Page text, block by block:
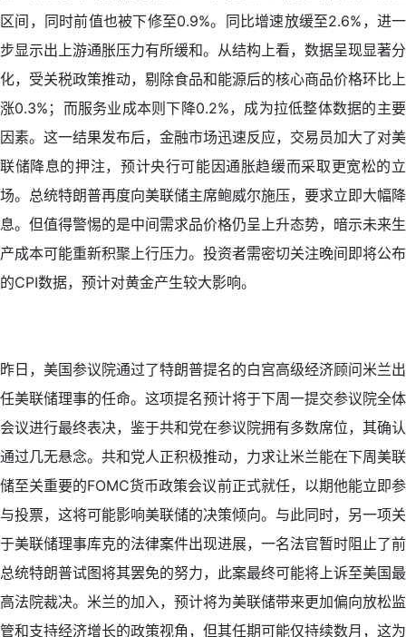
区间，同时前值也被下修至0.9%。同比增速放缓至2.6%，进一
步显示出上游通胀压力有所缓和。从结构上看，数据呈现显著分
化，受关税政策推动，剔除食品和能源后的核心商品价格环比上
涨0.3%；而服务业成本则下降0.2%，成为拉低整体数据的主要
因素。这一结果发布后，金融市场迅速反应，交易员加大了对美
联储降息的押注，预计央行可能因通胀趋缓而采取更宽松的立
场。总统特朗普再度向美联储主席鲍威尔施压，要求立即大幅降
息。但值得警惕的是中间需求品价格仍呈上升态势，暗示未来生
产成本可能重新积聚上行压力。投资者需密切关注晚间即将公布
的CPI数据，预计对黄金产生较大影响。
昨日，美国参议院通过了特朗普提名的白宫高级经济顾问米兰出
任美联储理事的任命。这项提名预计将于下周一提交参议院全体
会议进行最终表决，鉴于共和党在参议院拥有多数席位，其确认
通过几无悬念。共和党人正积极推动，力求让米兰能在下周美联
储至关重要的FOMC货币政策会议前正式就任，以期他能立即参
与投票，这将可能影响美联储的决策倾向。与此同时，另一项关
于美联储理事库克的法律案件出现进展，一名法官暂时阻止了前
总统特朗普试图将其罢免的努力，此案最终可能将上诉至美国最
高法院裁决。米兰的加入，预计将为美联储带来更加偏向放松监
管和支持经济增长的政策视角，但其任期可能仅持续数月，这为